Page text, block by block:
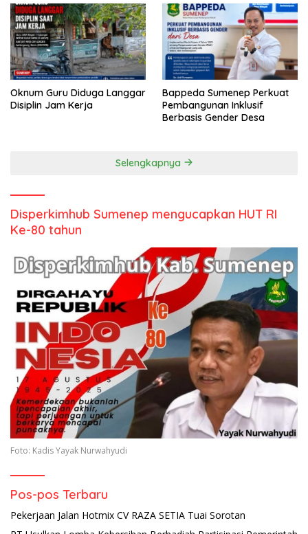
Oknum Guru Diduga Langgar
Disiplin Jam Kerja
Bappeda Sumenep Perkuat
Pembangunan Inklusif
Berbasis Gender Desa
Selengkapnya
Disperkimhub Sumenep mengucapkan HUT RI
Ke-80 tahun
Foto: Kadis Yayak Nurwahyudi
Pos-pos Terbaru
Pekerjaan Jalan Hotmix CV RAZA SETIA Tuai Sorotan